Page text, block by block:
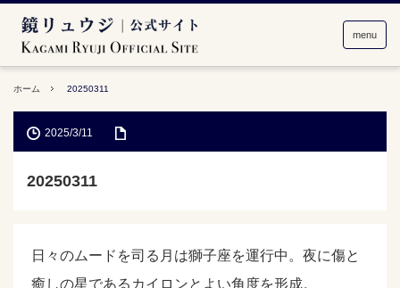
menu
ホーム 20250311
2025/3/11
20250311
日々のムードを司る月は獅子座を運行中。夜に傷と
癒しの星であるカイロンとよい角度を形成。